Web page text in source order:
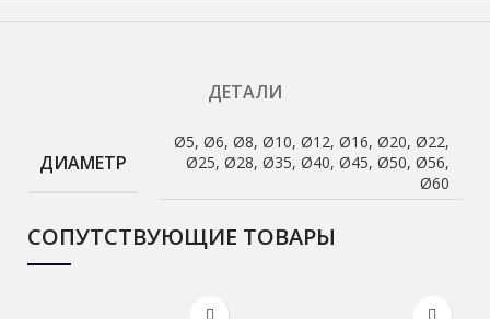
ДЕТАЛИ
ДИАМЕТР
Ø5, Ø6, Ø8, Ø10, Ø12, Ø16, Ø20, Ø22,
Ø25, Ø28, Ø35, Ø40, Ø45, Ø50, Ø56,
Ø60
СОПУТСТВУЮЩИЕ ТОВАРЫ